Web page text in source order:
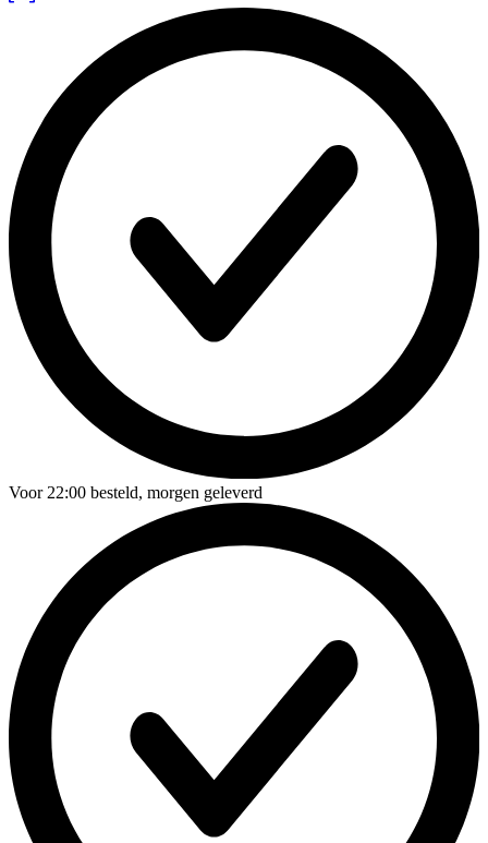
Voor22:00 besteld, morgen geleverd